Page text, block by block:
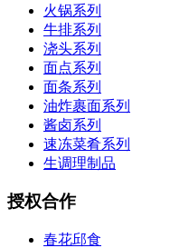
火锅系列
牛排系列
浇头系列
面点系列
面条系列
油炸裹面系列
酱卤系列
速冻菜肴系列
生调理制品
授权合作
春花邱食